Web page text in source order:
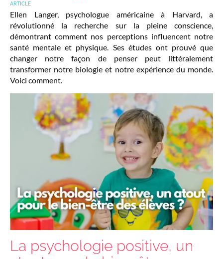
ARTICLE
Ellen Langer, psychologue américaine à Harvard, a
révolutionné la recherche sur la pleine conscience,
démontrant comment nos perceptions influencent notre
santé mentale et physique. Ses études ont prouvé que
changer notre façon de penser peut littéralement
transformer notre biologie et notre expérience du monde.
Voici comment.
La psychologie positive, un